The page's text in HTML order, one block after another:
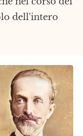
dell'intero